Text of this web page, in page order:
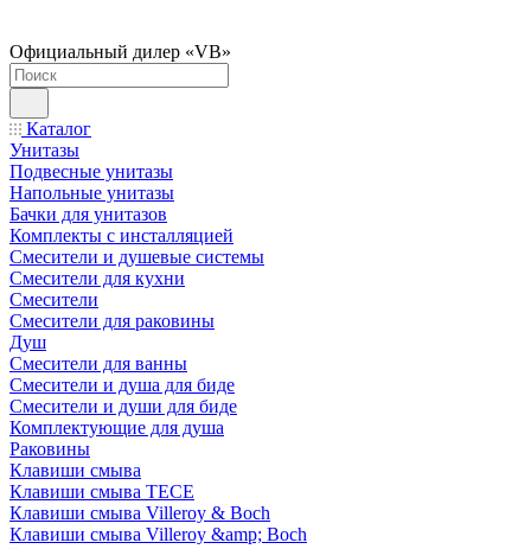
Официальный дилер «VB»
Каталог
Унитазы
Подвесные унитазы
Напольные унитазы
Бачки для унитазов
Комплекты с инсталляцией
Смесители и душевые системы
Смесители для кухни
Смесители
Смесители для раковины
Душ
Смесители для ванны
Смесители и душа для биде
Смесители и души для биде
Комплектующие для душа
Раковины
Клавиши смыва
Клавиши смыва TECE
Клавиши смыва Villeroy & Boch
Клавиши смыва Villeroy &amp; Boch